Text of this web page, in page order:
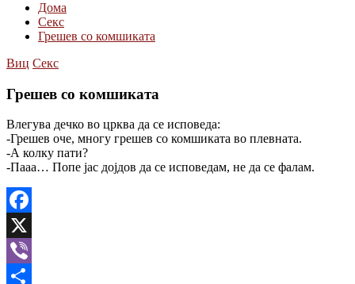
Дома
Секс
Грешев со комшиката
Виц Секс
Грешев со комшиката
Влегува дечко во црква да се исповеда:
-Грешев оче, многу грешев со комшиката во плевната.
-А колку пати?
-Пааа… Попе јас дојдов да се исповедам, не да се фалам.
Facebook
X
Viber